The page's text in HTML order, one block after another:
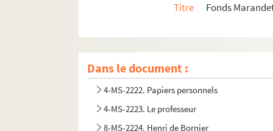
Titre
Fonds
Dans le document :
4-MS-2222. Papiers personnels
4-MS-2223. Le professeur
8-MS-2224. Henri de Bornier